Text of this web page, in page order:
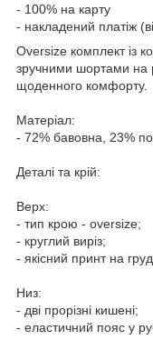
- 100% на карту
- накладений платіж
Oversize комплект із
зручними шортами на
щоденного комфорту.
Матеріал:
- 72% бавовна, 23%
Деталі та крій:
Верх:
- тип крою - oversize;
- круглий виріз;
- якісний принт на
Низ:
- дві прорізні кишені;
- еластичний пояс у